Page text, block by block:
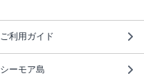
ご利用ガイド
シーモア島